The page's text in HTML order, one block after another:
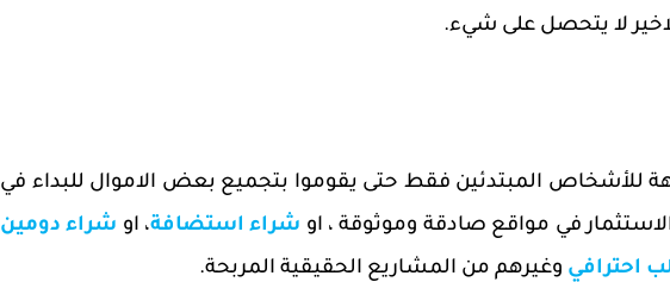
لا يتحصل على شيء.
للأشخاص المبتدئين فقط حتى يقوموا بتجميع بعض الاموال للبداء في
في مواقع صادقة وموثوقة ، او شراء استضافة، او شراء دومين
احترافي وغيرهم من المشاريع الحقيقية المربحة.